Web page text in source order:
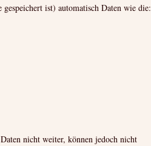
gespeichert ist) automatisch Daten wie die:
nicht weiter, können jedoch nicht